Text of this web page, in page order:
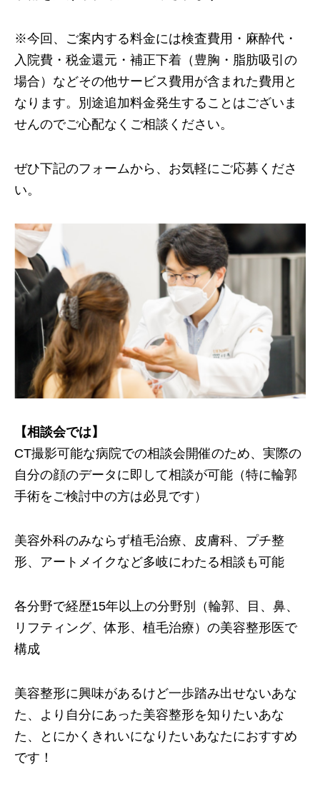
※今回、ご案内する料金には検査費用・麻酔代・
入院費・税金還元・補正下着（豊胸・脂肪吸引の
場合）などその他サービス費用が含まれた費用と
なります。別途追加料金発生することはございま
せんのでご心配なくご相談ください。
ぜひ下記のフォームから、お気軽にご応募くださ
い。
【相談会では】
CT撮影可能な病院での相談会開催のため、実際の
自分の顔のデータに即して相談が可能（特に輪郭
手術をご検討中の方は必見です）
美容外科のみならず植毛治療、皮膚科、プチ整
形、アートメイクなど多岐にわたる相談も可能
各分野で経歴15年以上の分野別（輪郭、目、鼻、
リフティング、体形、植毛治療）の美容整形医で
構成
美容整形に興味があるけど一歩踏み出せないあな
た、より自分にあった美容整形を知りたいあな
た、とにかくきれいになりたいあなたにおすすめ
です！